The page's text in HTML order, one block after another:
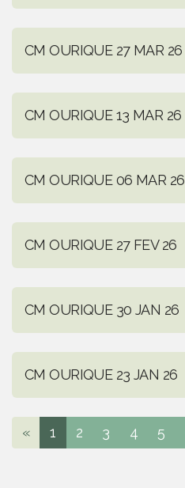
CM OURIQUE 27 MAR 26
CM OURIQUE 13 MAR 26
CM OURIQUE 06 MAR 26
CM OURIQUE 27 FEV 26
CM OURIQUE 30 JAN 26
CM OURIQUE 23 JAN 26
« 1 2 3 4 5